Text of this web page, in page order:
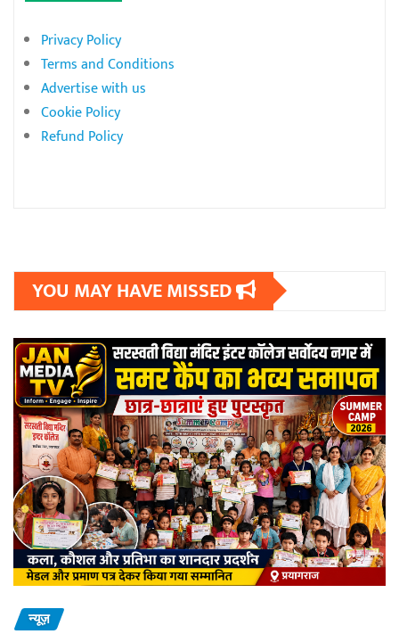
Privacy Policy
Terms and Conditions
Advertise with us
Cookie Policy
Refund Policy
YOU MAY HAVE MISSED
न्यूज़